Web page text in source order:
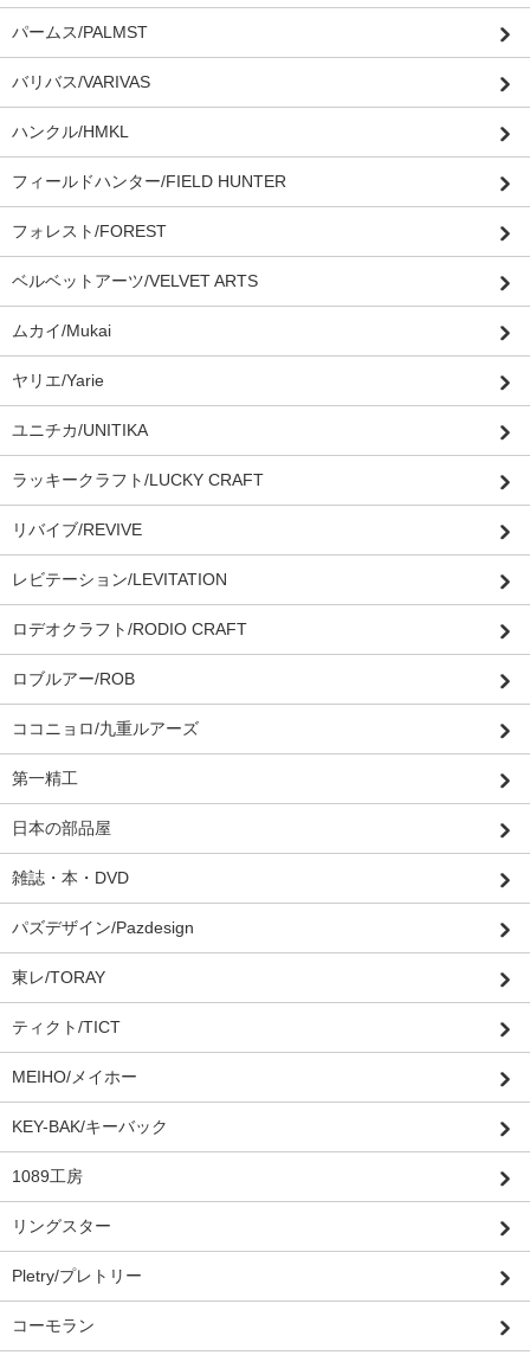
パームス/PALMST
バリバス/VARIVAS
ハンクル/HMKL
フィールドハンター/FIELD HUNTER
フォレスト/FOREST
ベルベットアーツ/VELVET ARTS
ムカイ/Mukai
ヤリエ/Yarie
ユニチカ/UNITIKA
ラッキークラフト/LUCKY CRAFT
リバイブ/REVIVE
レビテーション/LEVITATION
ロデオクラフト/RODIO CRAFT
ロブルアー/ROB
ココニョロ/九重ルアーズ
第一精工
日本の部品屋
雑誌・本・DVD
パズデザイン/Pazdesign
東レ/TORAY
ティクト/TICT
MEIHO/メイホー
KEY-BAK/キーバック
1089工房
リングスター
Pletry/プレトリー
コーモラン